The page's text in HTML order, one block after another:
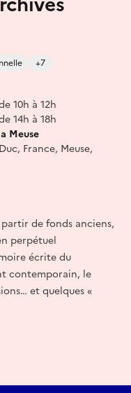
+7
10h à 12h
14h à 18h
Meuse
France, Meuse,
de fonds anciens,
perpétuel
écrite du
contemporain, le
et quelques «